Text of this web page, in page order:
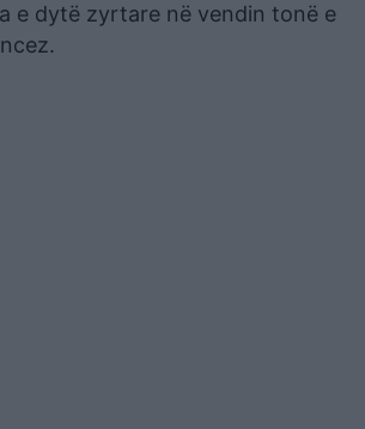
e dytë zyrtare në vendin tonë e